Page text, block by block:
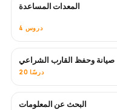
المعدات المساعدة
4 دروس
صيانة وحفظ القارب الشراعي
20 درسًا
البحث عن المعلومات